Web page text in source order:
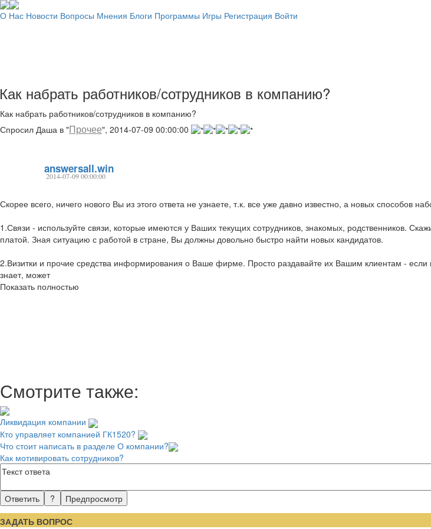
О Нас Новости Вопросы Мнения Блоги Программы Игры Регистрация Войти
Как набрать работников/сотрудников в компанию?
Как набрать работников/сотрудников в компанию?
Спросил Даша в "Прочее", 2014-07-09 00:00:00
answersall.win
2014-07-09 00:00:00
Скорее всего, ничего нового Вы из этого ответа не узнаете, т.к. все уже давно известно, а новых способов
1.Связи - используйте связи, которые имеются у Ваших текущих сотрудников, знакомых, родственников.
платой. Зная ситуацию с работой в стране, Вы должны довольно быстро найти новых кандидатов.
2.Визитки и прочие средства информирования о Ваше фирме. Просто раздавайте их Вашим клиентам -
знает, может
Показать полностью
Смотрите также:
Ликвидация компании
Кто управляет компанией ГК1520?
Что стоит написать в разделе О компании?
Как мотивировать сотрудников?
ЗАДАТЬ ВОПРОС